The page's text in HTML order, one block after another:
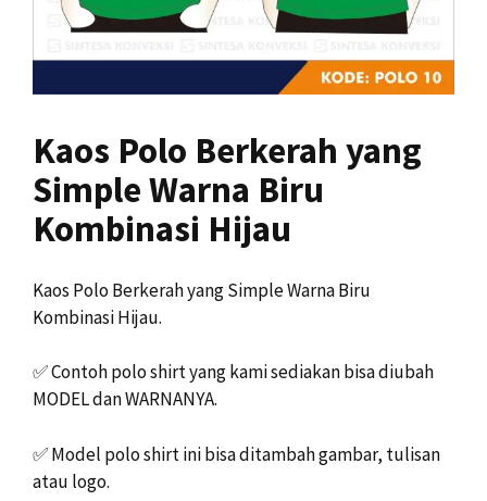
Kaos Polo Berkerah yang
Simple Warna Biru
Kombinasi Hijau
Kaos Polo Berkerah yang Simple Warna Biru
Kombinasi Hijau.
✅Contoh polo shirt yang kami sediakan bisa diubah
MODEL dan WARNANYA.
✅Model polo shirt ini bisa ditambah gambar, tulisan
atau logo.